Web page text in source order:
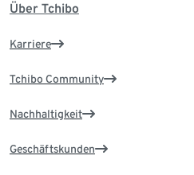
Über Tchibo
Karriere
Tchibo Community
Nachhaltigkeit
Geschäftskunden